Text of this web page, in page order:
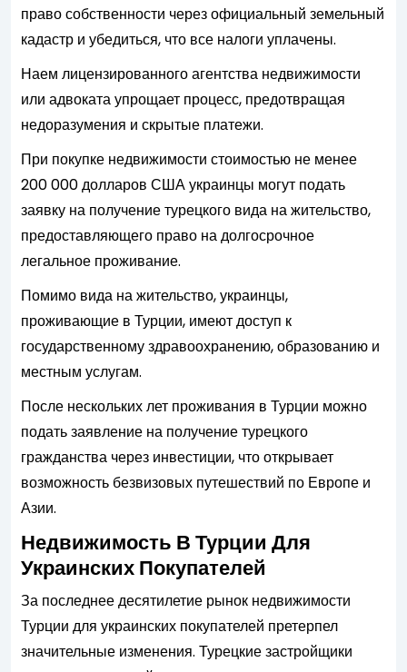
право собственности через официальный земельный
кадастр и убедиться, что все налоги уплачены.
Наем лицензированного агентства недвижимости
или адвоката упрощает процесс, предотвращая
недоразумения и скрытые платежи.
При покупке недвижимости стоимостью не менее
200 000 долларов США украинцы могут подать
заявку на получение турецкого вида на жительство,
предоставляющего право на долгосрочное
легальное проживание.
Помимо вида на жительство, украинцы,
проживающие в Турции, имеют доступ к
государственному здравоохранению, образованию и
местным услугам.
После нескольких лет проживания в Турции можно
подать заявление на получение турецкого
гражданства через инвестиции, что открывает
возможность безвизовых путешествий по Европе и
Азии.
Недвижимость В Турции Для
Украинских Покупателей
За последнее десятилетие рынок недвижимости
Турции для украинских покупателей претерпел
значительные изменения. Турецкие застройщики